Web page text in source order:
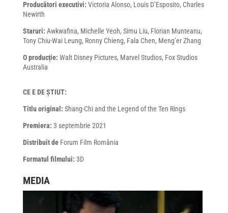
Producători executivi: Victoria Alonso, Louis D’Esposito, Charles
Newirth
Staruri: Awkwafina, Michelle Yeoh, Simu Liu, Florian Munteanu,
Tony Chiu-Wai Leung, Ronny Chieng, Fala Chen, Meng’er Zhang
O producție: Walt Disney Pictures, Marvel Studios, Fox Studios
Australia
CE E DE ȘTIUT:
Titlu original: Shang-Chi and the Legend of the Ten Rings
Premiera: 3 septembrie 2021
Distribuit deForum Film România
Formatul filmului: 3D
MEDIA